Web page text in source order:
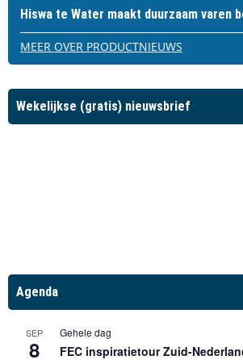
Hiswa te Water maakt duurzaam varen
MEER OVER PRODUCTNIEUWS
Wekelijkse (gratis) nieuwsbrief
Agenda
SEP
8
Gehele dag
FEC inspiratietour Zuid-